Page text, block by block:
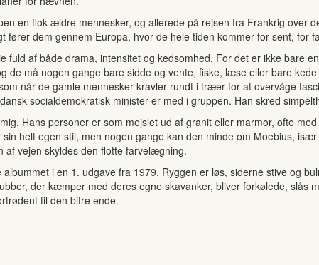
en flok ældre mennesker, og allerede på rejsen fra Frankrig over
fører dem gennem Europa, hvor de hele tiden kommer for sent, for
fuld af både drama, intensitet og kedsomhed. For det er ikke bare
de må nogen gange bare sidde og vente, fiske, læse eller bare
når de gamle mennesker kravler rundt i træer for at overvåge
socialdemokratisk minister er med i gruppen. Han skred
Hans personer er som mejslet ud af granit eller marmor, ofte
helt egen stil, men nogen gange kan den minde om Moebius,
af vejen skyldes den flotte farvelægning.
i en 1. udgave fra 1979. Ryggen er løs, siderne stive og
der kæmper med deres egne skavanker, bliver forkølede, slås
til den bitre ende.